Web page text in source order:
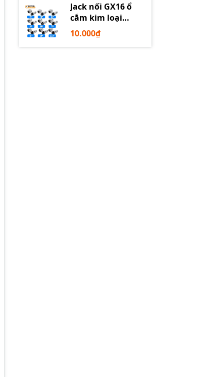
Jack nối GX16 ổ
cắm kim loại
2/3/4/5/6P chuyên
dụng
10.000₫